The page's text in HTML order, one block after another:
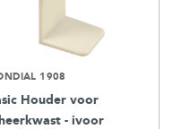
1908
Houder voor
- ivoor